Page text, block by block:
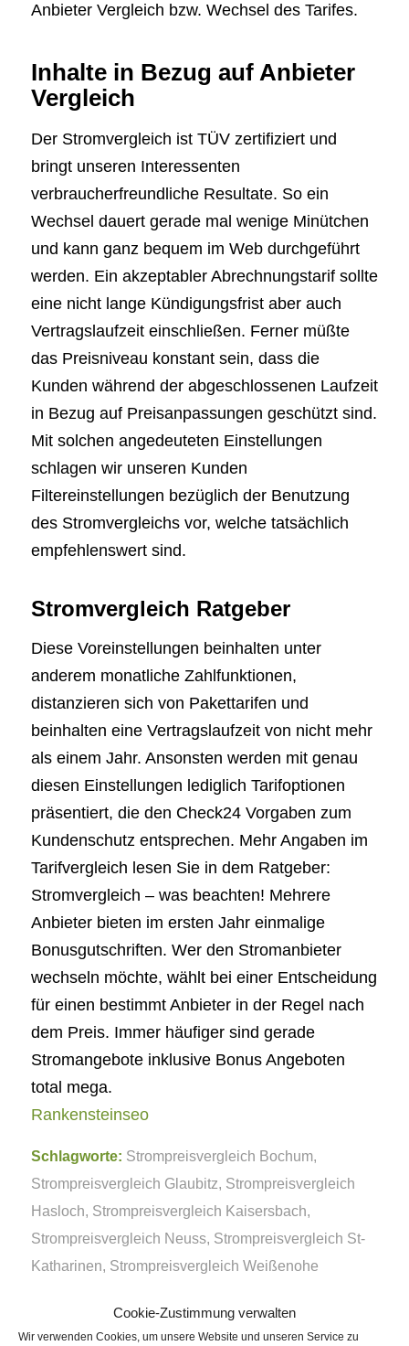
Cookie-Zustimmung verwalten
Wir verwenden Cookies, um unsere Website und unseren Service zu
Anbieter Vergleich bzw. Wechsel des Tarifes.
Inhalte in Bezug auf Anbieter
Vergleich
Der Stromvergleich ist TÜV zertifiziert und
bringt unseren Interessenten
verbraucherfreundliche Resultate. So ein
Wechsel dauert gerade mal wenige Minütchen
und kann ganz bequem im Web durchgeführt
werden. Ein akzeptabler Abrechnungstarif sollte
eine nicht lange Kündigungsfrist aber auch
Vertragslaufzeit einschließen. Ferner müßte
das Preisniveau konstant sein, dass die
Kunden während der abgeschlossenen Laufzeit
in Bezug auf Preisanpassungen geschützt sind.
Mit solchen angedeuteten Einstellungen
schlagen wir unseren Kunden
Filtereinstellungen bezüglich der Benutzung
des Stromvergleichs vor, welche tatsächlich
empfehlenswert sind.
Stromvergleich Ratgeber
Diese Voreinstellungen beinhalten unter
anderem monatliche Zahlfunktionen,
distanzieren sich von Pakettarifen und
beinhalten eine Vertragslaufzeit von nicht mehr
als einem Jahr. Ansonsten werden mit genau
diesen Einstellungen lediglich Tarifoptionen
präsentiert, die den Check24 Vorgaben zum
Kundenschutz entsprechen. Mehr Angaben im
Tarifvergleich lesen Sie in dem Ratgeber:
Stromvergleich – was beachten! Mehrere
Anbieter bieten im ersten Jahr einmalige
Bonusgutschriften. Wer den Stromanbieter
wechseln möchte, wählt bei einer Entscheidung
für einen bestimmt Anbieter in der Regel nach
dem Preis. Immer häufiger sind gerade
Stromangebote inklusive Bonus Angeboten
total mega.
Rankensteinseo
Schlagworte: Strompreisvergleich Bochum,
Strompreisvergleich Glaubitz, Strompreisvergleich
Hasloch, Strompreisvergleich Kaisersbach,
Strompreisvergleich Neuss, Strompreisvergleich St-
Katharinen, Strompreisvergleich Weißenohe
Eintrag teilen